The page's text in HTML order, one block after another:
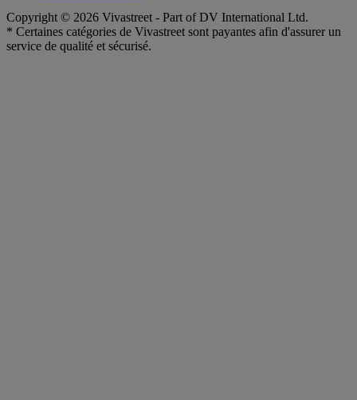
Copyright © 2026 Vivastreet - Part of DV International Ltd.
* Certaines catégories de Vivastreet sont payantes afin d'assurer un
service de qualité et sécurisé.